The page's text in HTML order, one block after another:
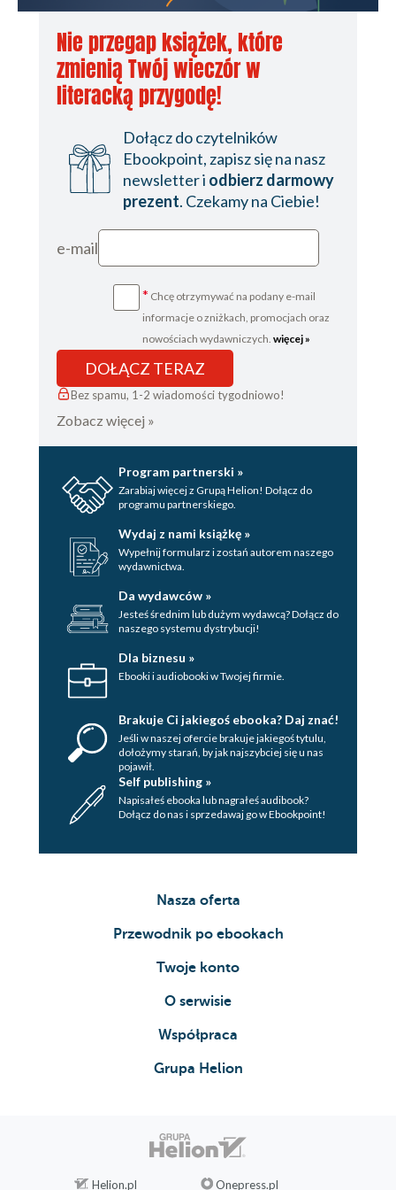
Port Moody, 22 maja
Port Moody/Vancouver, 22 maja
Port Moody/Vancouver, 22 maja
Port Moody, 23 maja
Port Moody, 23 maja
Port Moody, 25 października
Port Moody, 8 listopada
PODZIĘKOWANIA
Wydawca
Nie przegap książek, które
zmienią Twój wieczór w
literacką przygodę!
Dołącz do czytelników
Ebookpoint, zapisz się na nasz
newsletter i odbierz darmowy
prezent. Czekamy na Ciebie!
e-mail
* Chcę otrzymywać na podany e-mail
informacje o zniżkach, promocjach oraz
nowościach wydawniczych. więcej »
DOŁĄCZ TERAZ
Bez spamu, 1-2 wiadomości tygodniowo!
Zobacz więcej »
Program partnerski »
Zarabiaj więcej z Grupą Helion! Dołącz do
programu partnerskiego.
Wydaj z nami książkę »
Wypełnij formularz i zostań autorem naszego
wydawnictwa.
Da wydawców »
Jesteś średnim lub dużym wydawcą? Dołącz do
naszego systemu dystrybucji!
Dla biznesu »
Ebooki i audiobooki w Twojej firmie.
Brakuje Ci jakiegoś ebooka? Daj znać!
Jeśli w naszej ofercie brakuje jakiegoś tytulu,
dołożymy starań, by jak najszybciej się u nas
pojawił.
Self publishing »
Napisałeś ebooka lub nagrałeś audibook?
Dołącz do nas i sprzedawaj go w Ebookpoint!
Nasza oferta
Przewodnik po ebookach
Twoje konto
O serwisie
Współpraca
Grupa Helion
Helion.pl Onepress.pl